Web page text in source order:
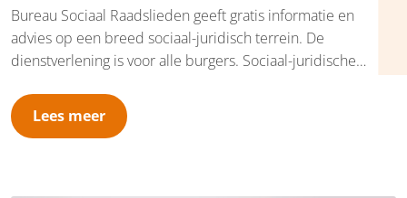
Bureau Sociaal Raadslieden geeft gratis informatie en
advies op een breed sociaal-juridisch terrein. De
dienstverlening is voor alle burgers. Sociaal-juridische
dienstverlening, zoals hulp bij het schrijven van brieven en
bezwaarschriften. We werken in de gemeente Overbetuwe
Lees meer